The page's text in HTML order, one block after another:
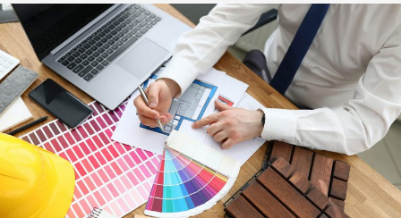
企業情報 Company
採用情報 Recruit
パートナー募集 Partners
0120-891-224 平日 9:00～17:45
お問い合わせ